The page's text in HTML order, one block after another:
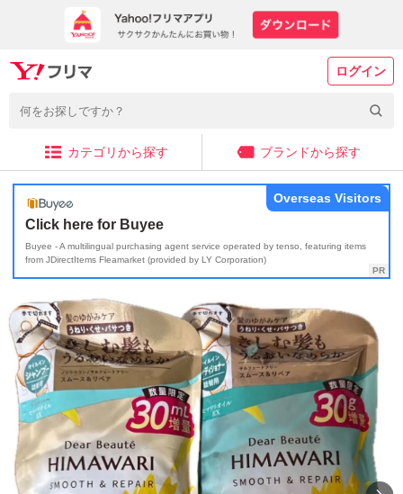
ログイン
カテゴリから探す ブランドから探す
Click here for Buyee
Buyee - A multilingual purchasing agent service operated by tenso, featuring items
from JDirectItems Fleamarket (provided by LY Corporation)
Overseas Visitors